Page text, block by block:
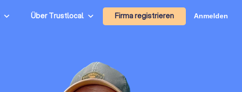
Über Trustlocal Firma registrieren Anmelden